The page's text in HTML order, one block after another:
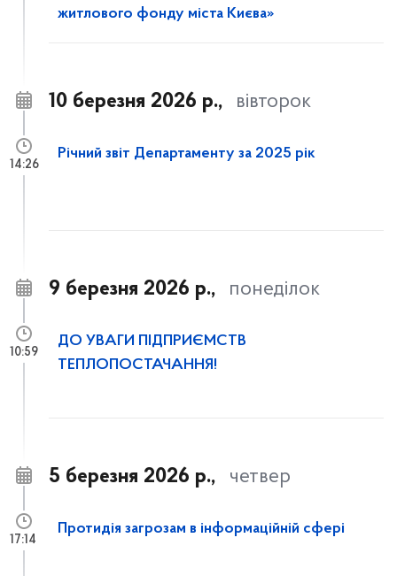
житлового фонду міста Києва»
10 березня 2026 р., вівторок
Річний звіт Департаменту за 2025 рік
14:26
9 березня 2026 р., понеділок
ДО УВАГИ ПІДПРИЄМСТВ
ТЕПЛОПОСТАЧАННЯ!
10:59
5 березня 2026 р., четвер
Протидія загрозам в інформаційній сфері
17:14